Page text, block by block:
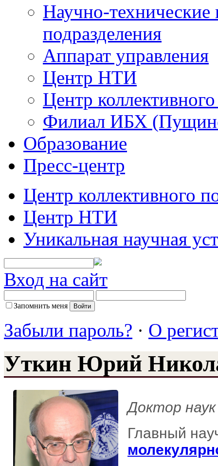
Научно-технические
подразделения
Аппарат управления
Центр НТИ
Центр
Филиал ИБХ
Образование
Пресс-центр
Центр коллективного
Центр НТИ
Уникальная научная
Вход на сайт
Запомнить меня
Забыли пароль? · О
Уткин Юрий
Доктор наук
Главный